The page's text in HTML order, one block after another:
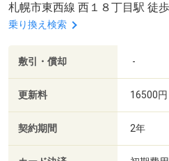
札幌市東西線 西１８丁目駅 徒
乗り換え検索
敷引・償却 -
更新料 16500円
契約期間 2年